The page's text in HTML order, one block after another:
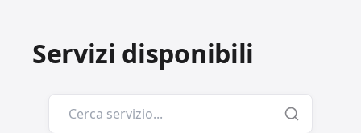
Servizi disponibili